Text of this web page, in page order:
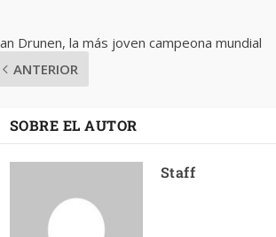
Drunen, la más joven campeona mundial
ANTERIOR
SOBRE EL AUTOR
Staff